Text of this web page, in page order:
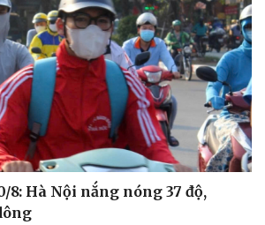
8: Hà Nội nắng nóng 37 độ,